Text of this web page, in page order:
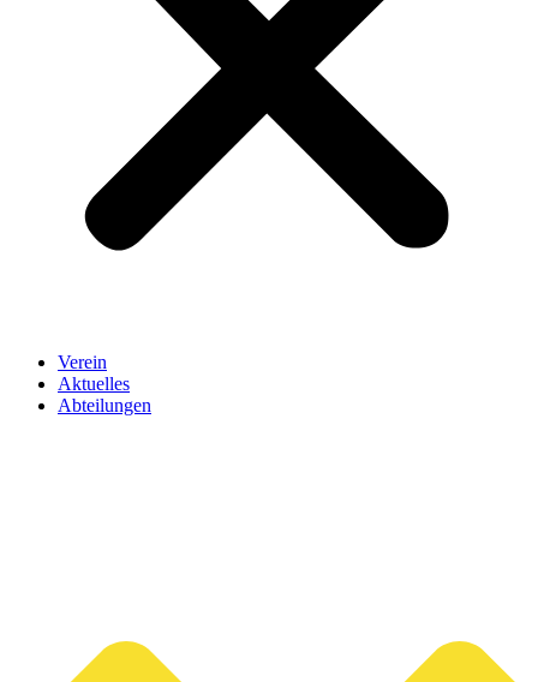
Verein
Aktuelles
Abteilungen